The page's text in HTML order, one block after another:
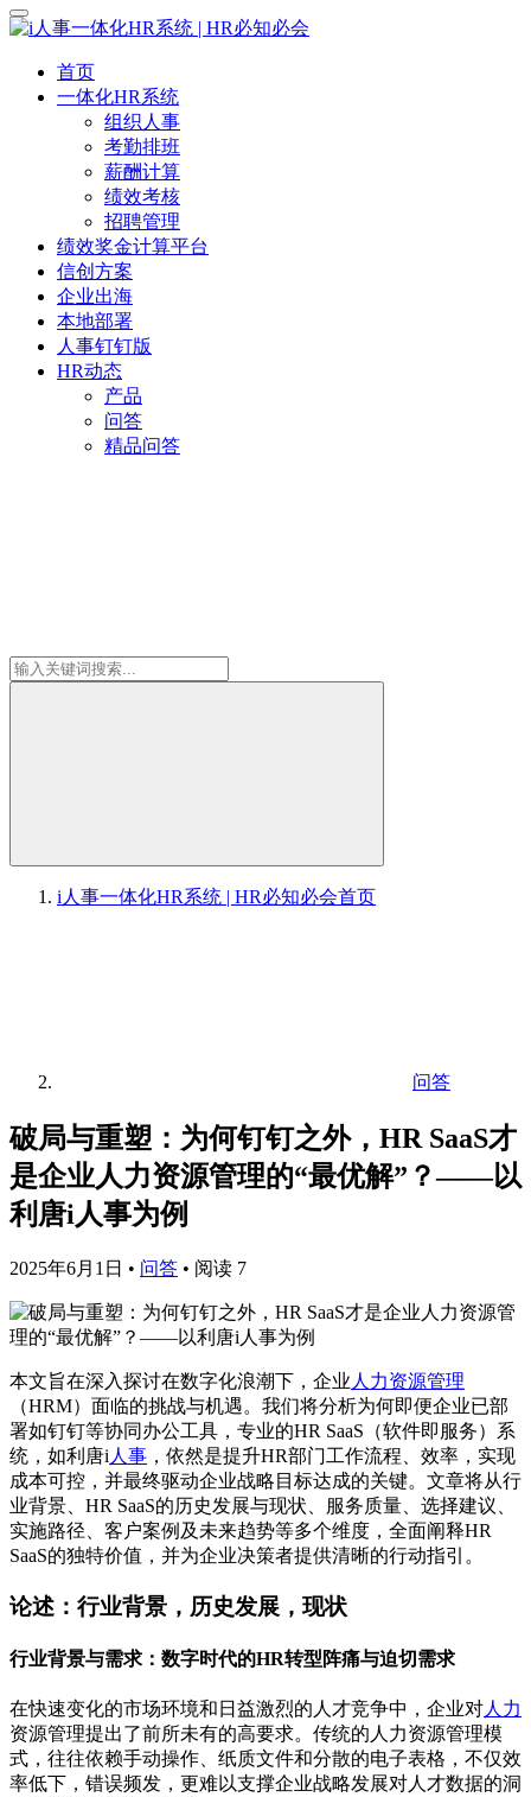
首页
一体化HR系统
组织人事
考勤排班
薪酬计算
绩效考核
招聘管理
绩效奖金计算平台
信创方案
企业出海
本地部署
人事钉钉版
HR动态
产品
问答
精品问答
i人事一体化HR系统 | HR必知必会首页
问答
破局与重塑：为何钉钉之外，HR SaaS才
是企业人力资源管理的“最优解”？——以
利唐i人事为例
2025年6月1日 • 问答 • 阅读 7
本文旨在深入探讨在数字化浪潮下，企业 人力资源管理
（HRM）面临的挑战与机遇。我们将分析为何即便企业已部
署如钉钉等协同办公工具，专业的HR SaaS（软件即服务）系
统，如利唐i 人事 ，依然是提升HR部门工作流程、效率，实现
成本可控，并最终驱动企业战略目标达成的关键。文章将从行
业背景、HR SaaS的历史发展与现状、服务质量、选择建议、
实施路径、客户案例及未来趋势等多个维度，全面阐释HR
SaaS的独特价值，并为企业决策者提供清晰的行动指引。
论述：行业背景，历史发展，现状
行业背景与需求：数字时代的HR转型阵痛与迫切需求
在快速变化的市场环境和日益激烈的人才竞争中，企业对人力
资源管理提出了前所未有的高要求。传统的人力资源管理模
式，往往依赖手动操作、纸质文件和分散的电子表格，不仅效
率低下，错误频发，更难以支撑企业战略发展对人才数据的洞